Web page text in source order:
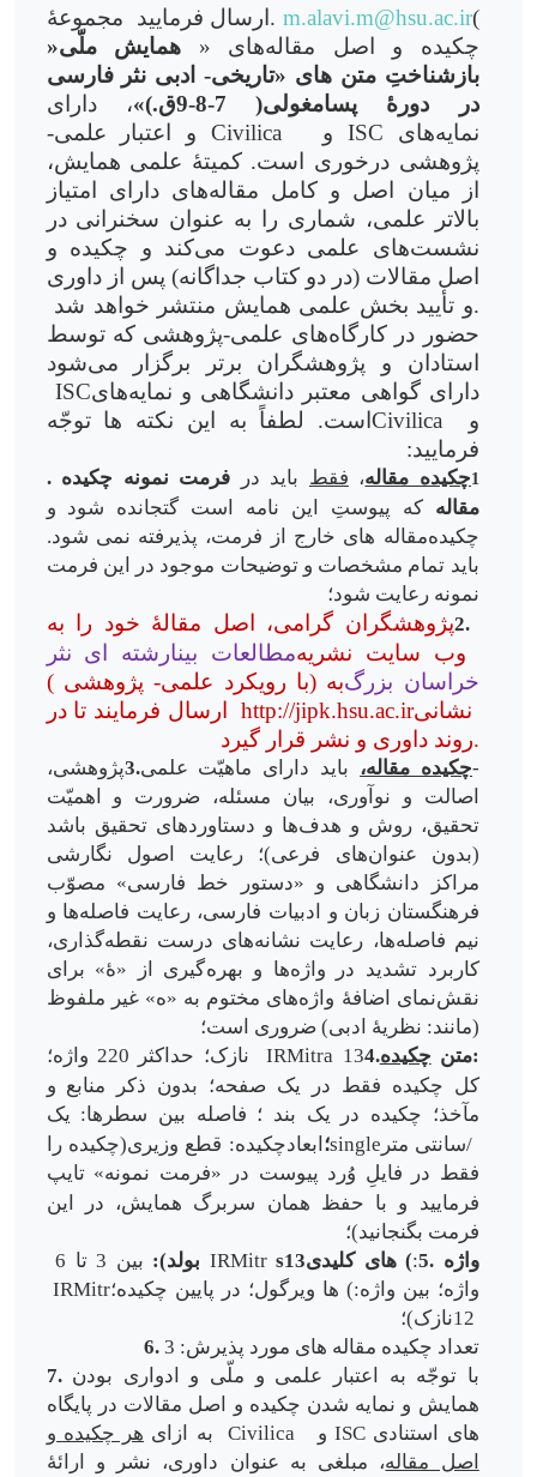
(
m.alavi.m@hsu.ac.ir ارسال فرمایید.
مجموعۀ
چکیده و اصل مقالههای « همایش ملّی«
بازشناختِ متن های «تاریخی- ادبی نثر فارسی
در دورۀ پسامغولی( 7-8-9ق.)»
، دارای
نمایههای ISC و Civilica و اعتبار علمی-
پژوهشی درخوری است. کمیتۀ علمی همایش،
از میان اصل و کامل مقالههای دارای امتیاز
بالاتر علمی، شماری را به عنوان سخنرانی در
نشستهای علمی دعوت میکند و چکیده و
اصل مقالات (در دو کتاب جداگانه) پس از داوری
و تأیید بخش علمی همایش منتشر خواهد شد.
حضور در کارگاههای علمی-پژوهشی که توسط
استادان و پژوهشگران برتر برگزار میشود
دارای گواهی معتبر دانشگاهی و نمایههایISC
و
Civilicaاست. لطفاً به این نکته
ها توجّه
فرمایید:
1
. چکیده مقاله، فقط باید در فرمت نمونه چکیده
مقاله که پیوستِ این نامه است گتجانده شود و
چکیدهمقاله های خارج از فرمت، پذیرفته نمی شود.
باید تمام مشخصات و توضیحات موجود در این فرمت
نمونه رعایت شود؛
2.پژوهشگران گرامی، اصل مقالۀ خود را به
مطالعات بینارشته ای نثر
خراسان بزرگ
( با رویکرد علمی- پژوهشی) به
http://jipk.hsu.ac.ir
ارسال فرمایند تا در
روند داوری و نشر قرار گیرد.
3. چکیده مقاله،باید دارای ماهیّت علمی-
پژوهشی،
اصالت و نوآوری، بیان مسئله، ضرورت­ و اهمیّت
تحقیق، روش و هدف­ها و دستاوردهای تحقیق باشد
(بدون عنوان­های فرعی)؛
رعایت اصول نگارشی
مراکز دانشگاهی و «دستور خط فارسی» مصوّب
فرهنگستان زبان و ادبیات فارسی، رعایت فاصله­ها و
نیم فاصلهها، رعایت نشانههای درست نقطهگذاری،
کاربرد تشدید در واژه­ها و بهرهگیری از «ۀ» برای
نقشنمای اضافۀ واژههای مختوم به «ه» غیر ملفوظ
(مانند: نظریۀ ادبی) ضروری است؛
4.متن چکیده :
IRMitra 13
حداکثر 220 واژه؛
کل چکیده فقط در یک صفحه؛ بدون ذکر منابع و
مآخذ؛ چکیده در یک بند ؛ فاصله بین سطرها: یک
سانتی متر/
single؛ ابعادچکیده: قطع وزیری(چکیده را
فقط در
فایلِ وُرد پیوست در «فرمت نمونه» تایپ
فرمایید و با حفظ همان سربرگ همایش، در این
فرمت بگنجانید)؛
5. واژه
­های کلیدی (:
IRMitrs13 بولد):
بین 3 تا 6
واژه؛ بین واژهها ویرگول؛ در پایین چکیده؛ (:
IRMitr
12نازک)؛
6.
تعداد چکیده مقاله های مورد پذیرش: 3
7.با توجّه به اعتبار علمی و ملّی و ادواری بودن
همایش و نمایه شدن چکیده و اصل مقالات در پایگاه
های استنادی ISC و Civilica به ازای هر چکیده و
اصل مقاله، مبلغی به عنوان داوری، نشر و ارائۀ